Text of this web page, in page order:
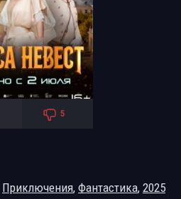
5
Приключения, Фантастика, 2025